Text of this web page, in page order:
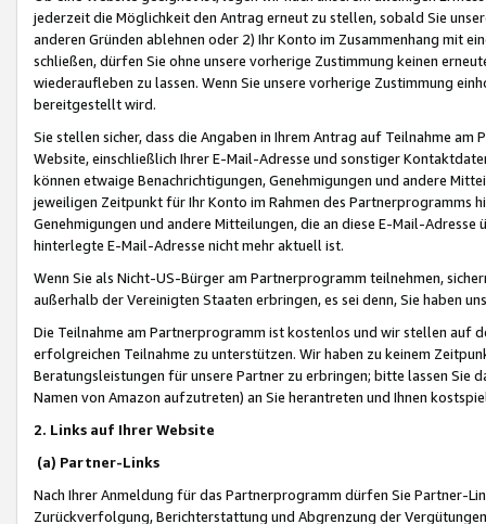
jederzeit die Möglichkeit den Antrag erneut zu stellen, sobald Sie
anderen Gründen ablehnen oder 2) Ihr Konto im Zusammenhang mit
schließen, dürfen Sie ohne unsere vorherige Zustimmung keinen
wiederaufleben zu lassen. Wenn Sie unsere vorherige Zustimmung
bereitgestellt wird.
Sie stellen sicher, dass die Angaben in Ihrem Antrag auf Teilnahme
Website, einschließlich Ihrer E-Mail-Adresse und sonstiger
können etwaige Benachrichtigungen, Genehmigungen und andere
jeweiligen Zeitpunkt für Ihr Konto im Rahmen des Partnerprogramms
Genehmigungen und andere Mitteilungen, die an diese E-Mail-
hinterlegte E-Mail-Adresse nicht mehr aktuell ist.
Wenn Sie als Nicht-US-Bürger am Partnerprogramm teilnehmen,
außerhalb der Vereinigten Staaten erbringen, es sei denn, Sie haben
Die Teilnahme am Partnerprogramm ist kostenlos und wir stellen auf
erfolgreichen Teilnahme zu unterstützen. Wir haben zu keinem
Beratungsleistungen für unsere Partner zu erbringen; bitte lassen Sie
Namen von Amazon aufzutreten) an Sie herantreten und Ihnen
2. Links auf Ihrer Website
(a) Partner-Links
Nach Ihrer Anmeldung für das Partnerprogramm dürfen Sie Partner-
Zurückverfolgung, Berichterstattung und Abgrenzung der